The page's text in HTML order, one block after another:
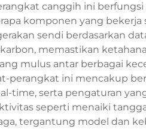
canggih ini
komponen yang
sendi berdasarkan
memastikan
mulus antar berbagai
perangkat ini mencakup
time, serta pengaturan
seperti menaiki
tergantung model dan